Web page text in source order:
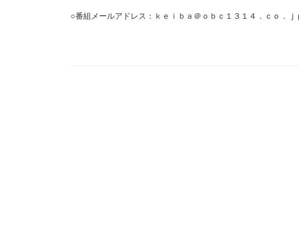
○番組メールアドレス：ｋｅｉｂａ＠ｏｂｃ１３１４．ｃｏ．ｊ